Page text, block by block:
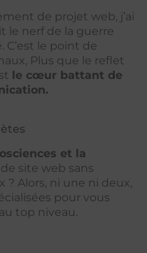
de projet web, j’ai
le nerf de la guerre
le point de
Plus que le reflet
le cœur battant de
et la
site web sans
Alors, ni une ni deux,
pour vous
top niveau.